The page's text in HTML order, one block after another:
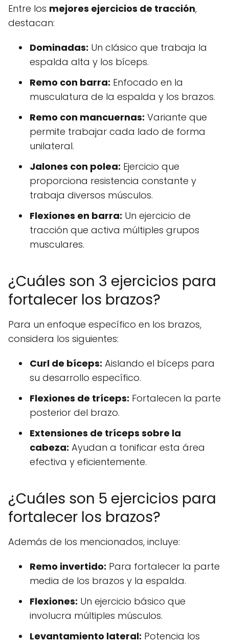
Entre los mejores ejercicios de tracción,
destacan:
Dominadas: Un clásico que trabaja la
espalda alta y los bíceps.
Remo con barra: Enfocado en la
musculatura de la espalda y los brazos.
Remo con mancuernas: Variante que
permite trabajar cada lado de forma
unilateral.
Jalones con polea: Ejercicio que
proporciona resistencia constante y
trabaja diversos músculos.
Flexiones en barra: Un ejercicio de
tracción que activa múltiples grupos
musculares.
¿Cuáles son 3 ejercicios para
fortalecer los brazos?
Para un enfoque específico en los brazos,
considera los siguientes:
Curl de bíceps: Aislando el bíceps para
su desarrollo específico.
Flexiones de tríceps: Fortalecen la parte
posterior del brazo.
Extensiones de tríceps sobre la
cabeza: Ayudan a tonificar esta área
efectiva y eficientemente.
¿Cuáles son 5 ejercicios para
fortalecer los brazos?
Además de los mencionados, incluye:
Remo invertido: Para fortalecer la parte
media de los brazos y la espalda.
Flexiones: Un ejercicio básico que
involucra múltiples músculos.
Levantamiento lateral: Potencia los